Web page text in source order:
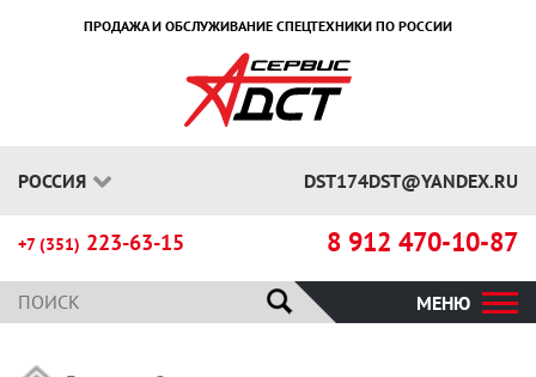
ПРОДАЖА И ОБСЛУЖИВАНИЕ СПЕЦТЕХНИКИ ПО РОССИИ
РОССИЯ DST174DST@YANDEX.RU
+7 (351) 223-63-15 8 912 470-10-87
МЕНЮ